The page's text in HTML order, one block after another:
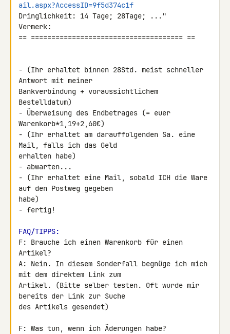
ail.aspx?AccessID=9f5d374c1f
Dringlichkeit: 14 Tage; 28Tage; ..."
Vermerk:
== ===================================== ==
- (Ihr erhaltet binnen 28Std. meist schneller
Antwort mit meiner
Bankverbindung + voraussichtlichem
Bestelldatum)
- Überweisung des Endbetrages (= euer
Warenkorb*1,19+2,60€)
- (Ihr erhaltet am darauffolgenden Sa. eine
Mail, falls ich das Geld
erhalten habe)
- abwarten...
- (Ihr erhaltet eine Mail, sobald ICH die Ware
auf den Postweg gegeben
habe)
- fertig!
FAQ/TIPPS:
F: Brauche ich einen Warenkorb für einen
Artikel?
A: Nein. In diesem Sonderfall begnüge ich mich
mit dem direktem Link zum
Artikel. (Bitte selber testen. Oft wurde mir
bereits der Link zur Suche
des Artikels gesendet)
F: Was tun, wenn ich Äderungen habe?